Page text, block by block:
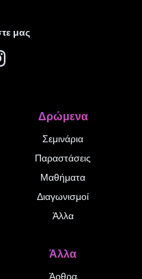
μας
Δρώμενα
Σεμινάρια
Παραστάσεις
Μαθήματα
Διαγωνισμοί
Άλλα
Άλλα
Άρθρα